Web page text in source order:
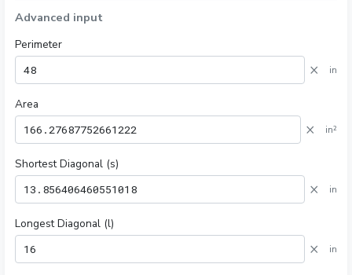
Advanced input
Perimeter
× in
Area
× in²
Shortest Diagonal (s)
× in
Longest Diagonal (l)
× in